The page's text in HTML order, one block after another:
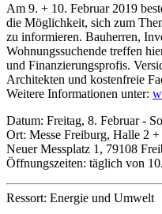
Am 9. + 10. Februar 2019
die Möglichkeit, sich zum
zu informieren. Bauherren,
Wohnungssuchende treffen
und Finanzierungsprofis.
Architekten und kostenfreie
Weitere Informationen unter:
Datum: Freitag, 8. Februar -
Ort: Messe Freiburg, Halle 2
Neuer Messplatz 1, 79108
Öffnungszeiten: täglich von
Ressort: Energie und Umwelt